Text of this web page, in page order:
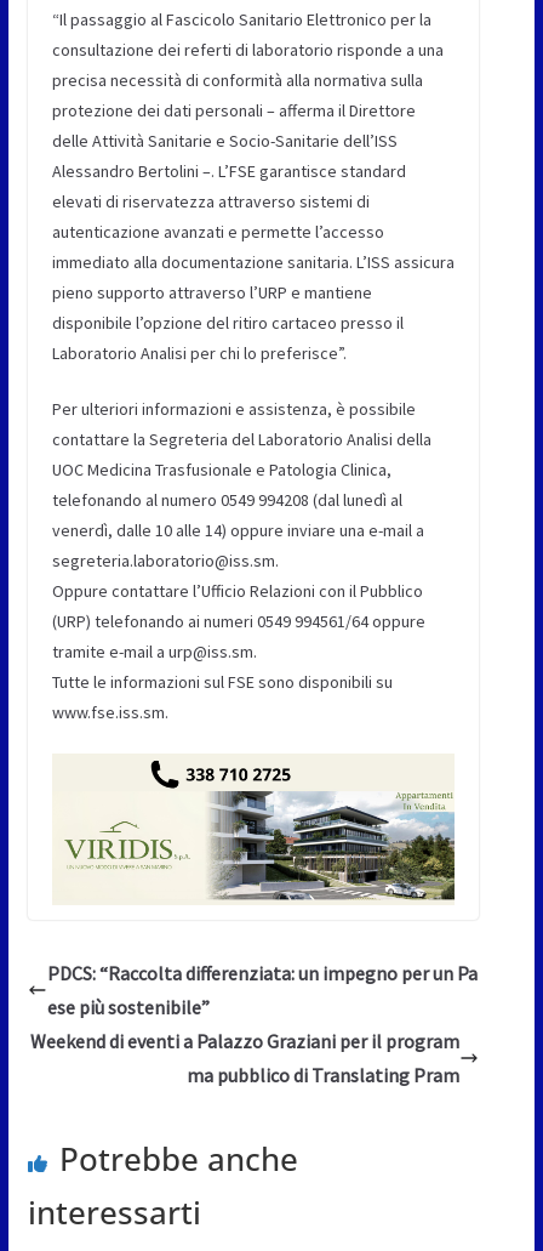
“Il passaggio al Fascicolo Sanitario Elettronico per la
consultazione dei referti di laboratorio risponde a una
precisa necessità di conformità alla normativa sulla
protezione dei dati personali – afferma il Direttore
delle Attività Sanitarie e Socio-Sanitarie dell’ISS
Alessandro Bertolini –. L’FSE garantisce standard
elevati di riservatezza attraverso sistemi di
autenticazione avanzati e permette l’accesso
immediato alla documentazione sanitaria. L’ISS assicura
pieno supporto attraverso l’URP e mantiene
disponibile l’opzione del ritiro cartaceo presso il
Laboratorio Analisi per chi lo preferisce”.
Per ulteriori informazioni e assistenza, è possibile
contattare la Segreteria del Laboratorio Analisi della
UOC Medicina Trasfusionale e Patologia Clinica,
telefonando al numero 0549 994208 (dal lunedì al
venerdì, dalle 10 alle 14) oppure inviare una e-mail a
segreteria.laboratorio@iss.sm.
Oppure contattare l’Ufficio Relazioni con il Pubblico
(URP) telefonando ai numeri 0549 994561/64 oppure
tramite e-mail a urp@iss.sm.
Tutte le informazioni sul FSE sono disponibili su
www.fse.iss.sm.
PDCS: “Raccolta differenziata: un impegno per un Pa
ese più sostenibile”
Weekend di eventi a Palazzo Graziani per il program
ma pubblico di Translating Pram
Potrebbe anche
interessarti